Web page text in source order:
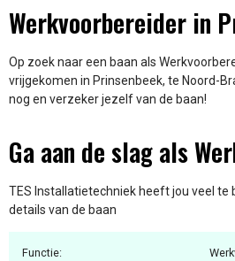
Werkvoorbereider in
Op zoek naar een baan als
vrijgekomen in Prinsenbeek, te Noord-
nog en verzeker jezelf van de baan!
Ga aan de slag als
TES Installatietechniek heeft jou veel te
details van de baan
Functie: